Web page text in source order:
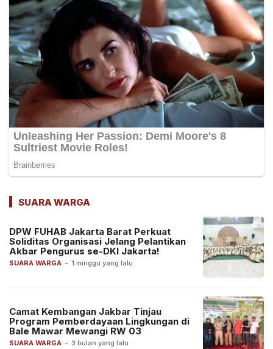
SUARA WARGA
SUARA WARGA - 1 minggu yang lalu
DPW FUHAB Jakarta Barat Perkuat
Soliditas Organisasi Jelang Pelantikan
Akbar Pengurus se-DKI Jakarta!
SUARA WARGA - 3 bulan yang lalu
Camat Kembangan Jakbar Tinjau
Program Pemberdayaan Lingkungan di
Bale Mawar Mewangi RW 03